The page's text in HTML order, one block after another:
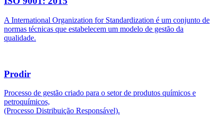
A International Organization for Standardization é um conjunto de
normas técnicas que estabelecem um modelo de gestão da
qualidade.
Prodir
Processo de gestão criado para o setor de produtos químicos e
petroquímicos,
(Processo Distribuição Responsável).